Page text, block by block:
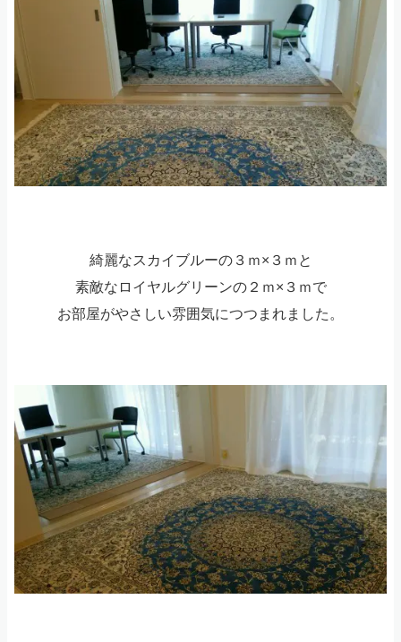
綺麗なスカイブルーの３ｍ×３ｍと
素敵なロイヤルグリーンの２ｍ×３ｍで
お部屋がやさしい雰囲気につつまれました。